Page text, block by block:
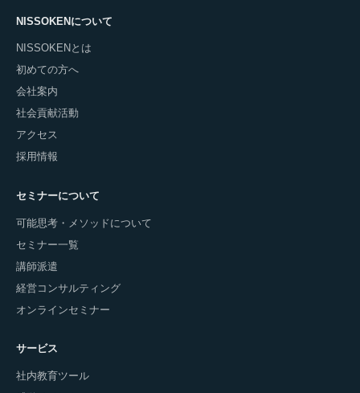
NISSOKENについて
NISSOKENとは
初めての方へ
会社案内
社会貢献活動
アクセス
採用情報
セミナーについて
可能思考・メソッドについて
セミナー一覧
講師派遣
経営コンサルティング
オンラインセミナー
サービス
社内教育ツール